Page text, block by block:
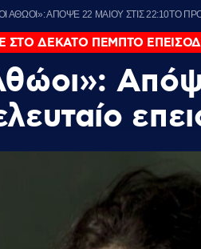
ΑΘΩΟΙ»: ΑΠΟΨΕ 22 ΜΑΙΟΥ ΣΤΙΣ 22:10ΤΟ
ΣΤΟ ΔΕΚΑΤΟ ΠΕΜΠΤΟ